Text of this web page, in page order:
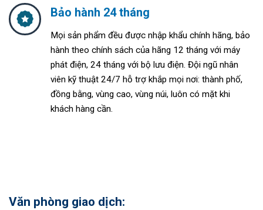
Bảo hành 24 tháng
Mọi sản phẩm đều được nhập khẩu chính hãng, bảo
hành theo chính sách của hãng 12 tháng với máy
phát điện, 24 tháng với bộ lưu điện. Đội ngũ nhân
viên kỹ thuật 24/7 hỗ trợ khắp mọi nơi: thành phố,
đồng bằng, vùng cao, vùng núi, luôn có mặt khi
khách hàng cần.
Văn phòng giao dịch: